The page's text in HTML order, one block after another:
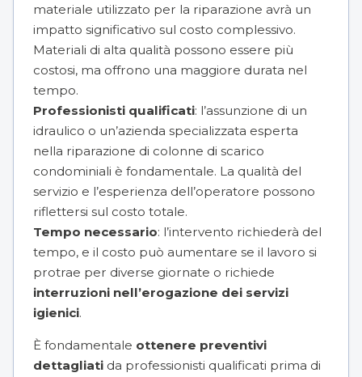
materiale utilizzato per la riparazione avrà un
impatto significativo sul costo complessivo.
Materiali di alta qualità possono essere più
costosi, ma offrono una maggiore durata nel
tempo.
Professionisti qualificati: l’assunzione di un
idraulico o un’azienda specializzata esperta
nella riparazione di colonne di scarico
condominiali è fondamentale. La qualità del
servizio e l’esperienza dell’operatore possono
riflettersi sul costo totale.
Tempo necessario: l’intervento richiederà del
tempo, e il costo può aumentare se il lavoro si
protrae per diverse giornate o richiede
interruzioni nell’erogazione dei servizi
igienici.
È fondamentale ottenere preventivi
dettagliati da professionisti qualificati prima di